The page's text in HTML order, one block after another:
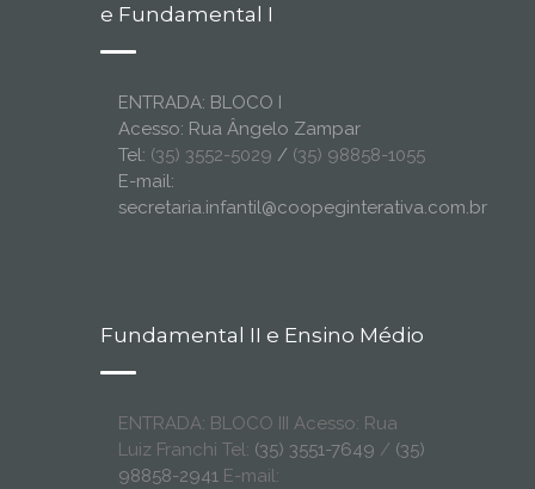
e Fundamental I
ENTRADA: BLOCO I
Acesso: Rua Ângelo Zampar
Tel: (35) 3552-5029 / (35) 98858-1055
E-mail:
secretaria.infantil@coopeginterativa.com.br
Fundamental II e Ensino Médio
ENTRADA: BLOCO III Acesso: Rua
Luiz Franchi Tel: (35) 3551-7649 / (35)
98858-2941 E-mail: